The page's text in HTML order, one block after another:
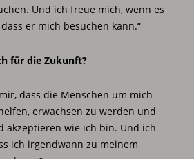
Und ich freue mich, wenn es
er mich besuchen kann.“
für die Zukunft?
dass die Menschen um mich
erwachsen zu werden und
akzeptieren wie ich bin. Und ich
ich irgendwann zu meinem